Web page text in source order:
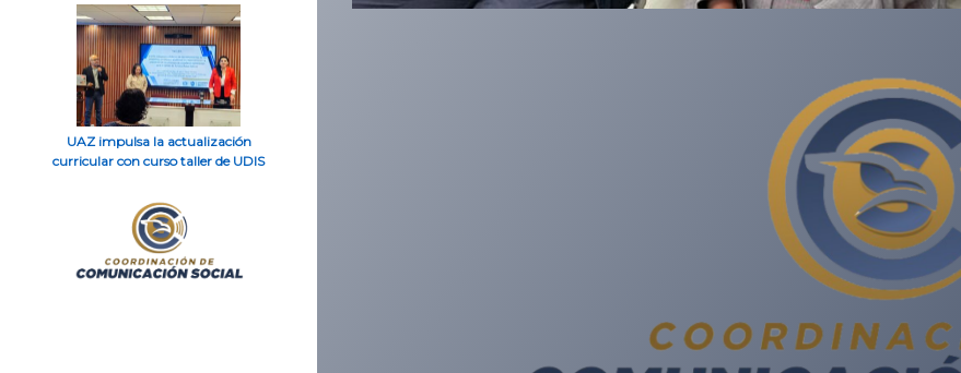
UAZ impulsa la actualización
curricular con curso taller de UDIS